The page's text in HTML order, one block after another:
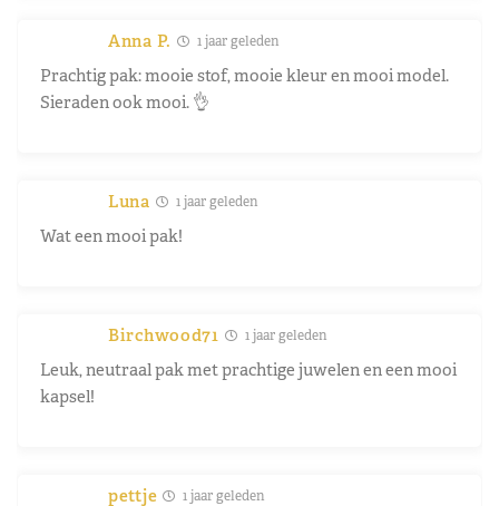
Anna P. 1 jaar geleden
Prachtig pak: mooie stof, mooie kleur en mooi model.
Sieraden ook mooi. 👌
Luna 1 jaar geleden
Wat een mooi pak!
Birchwood71 1 jaar geleden
Leuk, neutraal pak met prachtige juwelen en een mooi
kapsel!
pettje 1 jaar geleden